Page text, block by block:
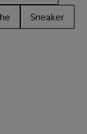
Sneaker